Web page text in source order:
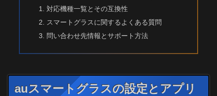
対応機種一覧とその互換性
スマートグラスに関するよくある質問
問い合わせ先情報とサポート方法
auスマートグラスの設定とアプリ